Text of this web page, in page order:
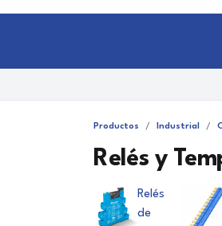
Productos Industrial
Relés y
Relés
de